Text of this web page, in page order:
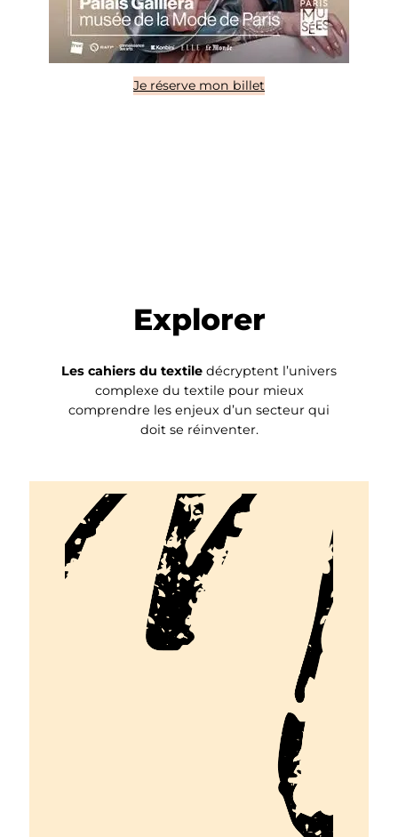
Je réserve mon billet
Explorer
Les cahiers du textile décryptent l’univers
complexe du textile pour mieux
comprendre les enjeux d’un secteur qui
doit se réinventer.